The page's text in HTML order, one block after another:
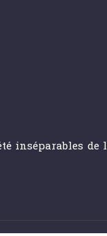
inséparables de